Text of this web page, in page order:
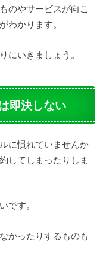
のやサービスが向こ
わかります。
にいきましょう。
即決しない
に慣れていませんか
してしまったりしま
です。
かったりするものも